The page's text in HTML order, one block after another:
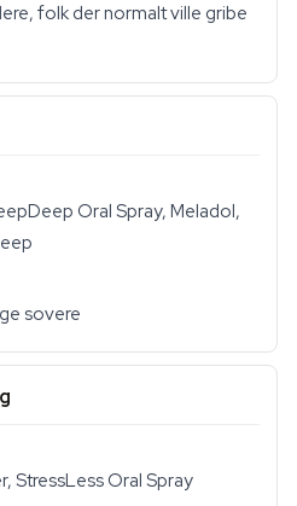
folk der normalt ville gribe
Oral Spray, Meladol,
sovere
StressLess Oral Spray